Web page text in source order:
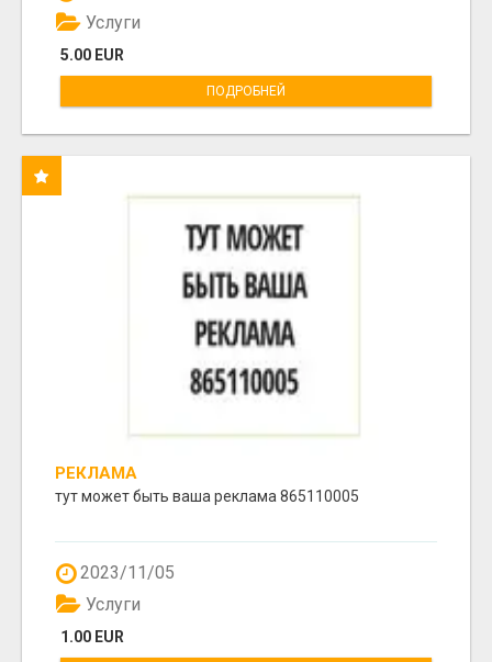
5.00 EUR
Услуги
ПОДРОБНЕЙ
РЕКЛАМА
тут может быть ваша реклама 865110005
2023/11/05
1.00 EUR
Услуги